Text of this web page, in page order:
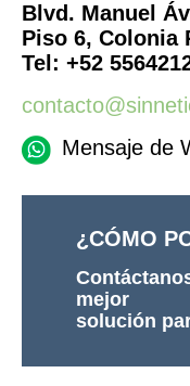
Blvd. Manuel
Piso 6, Colonia
Tel: +52
Mensaje de
¿CÓMO
mejor
solución